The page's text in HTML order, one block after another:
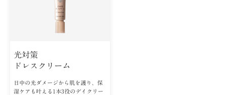
光対策
ドレスクリーム
日中の光ダメージから肌を護り、保
湿ケアも叶える1本3役のデイクリー